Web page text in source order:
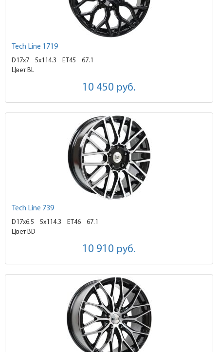
Tech Line 1719
D17x7 5x114.3 ET45
67.1
Цвет BL
10 450 руб.
Tech Line 739
D17x6.5 5x114.3 ET46
67.1
Цвет BD
10 910 руб.